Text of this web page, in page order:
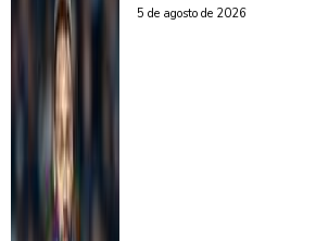
5 de agosto de 2026